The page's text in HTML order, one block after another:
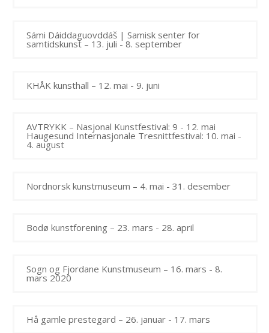
Sámi Dáiddaguovddáš | Samisk senter for
samtidskunst – 13. juli - 8. september
KHÅK kunsthall – 12. mai - 9. juni
AVTRYKK – Nasjonal Kunstfestival: 9 - 12. mai
Haugesund Internasjonale Tresnittfestival: 10. mai -
4. august
Nordnorsk kunstmuseum – 4. mai - 31. desember
Bodø kunstforening – 23. mars - 28. april
Sogn og Fjordane Kunstmuseum – 16. mars - 8.
mars 2020
Hå gamle prestegard – 26. januar - 17. mars